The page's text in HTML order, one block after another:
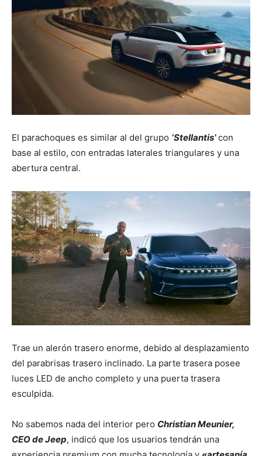
El parachoques es similar al del grupo ‘Stellantis’con
base al estilo, con entradas laterales triangulares y una
abertura central.
Trae un alerón trasero enorme, debido al desplazamiento
del parabrisas trasero inclinado. La parte trasera posee
luces LED de ancho completo y una puerta trasera
esculpida.
No sabemos nada del interior pero Christian Meunier,
CEO de Jeep, indicó que los usuarios tendrán una